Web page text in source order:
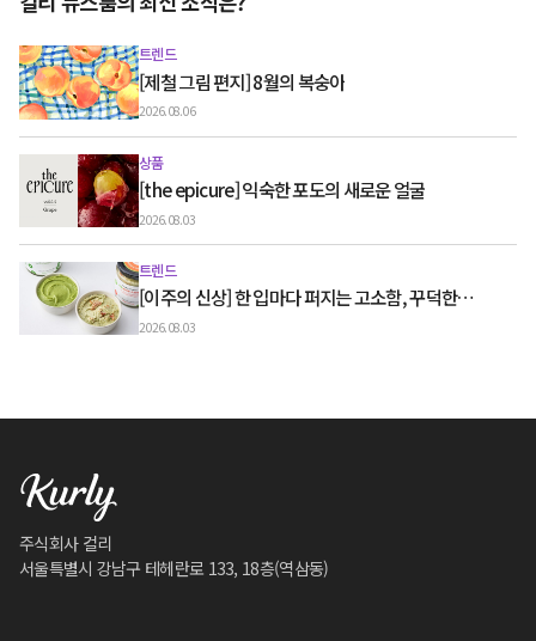
트렌드
[제철 그림 편지] 8월의 복숭아
2026.08.06
상품
[the epicure] 익숙한 포도의 새로운 얼굴
2026.08.03
트렌드
[이주의 신상] 한 입마다 퍼지는 고소함, 꾸덕한
그릭요거트와 우유 디저트
2026.08.03
주식회사 컬리
서울특별시 강남구 테헤란로 133, 18층(역삼동)